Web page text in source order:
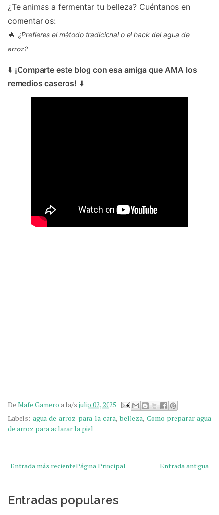
¿Te animas a fermentar tu belleza? Cuéntanos en
comentarios:
🔥 ¿Prefieres el método tradicional o el hack del agua de
arroz?
⬇️ ¡Comparte este blog con esa amiga que AMA los
remedios caseros! ⬇️
De Mafe Gamero a la/s julio 02, 2025
Labels: agua de arroz para la cara,belleza, Como preparar agua
de arroz para aclarar la piel
Entrada más reciente Entrada antigua
Página Principal
Entradas populares